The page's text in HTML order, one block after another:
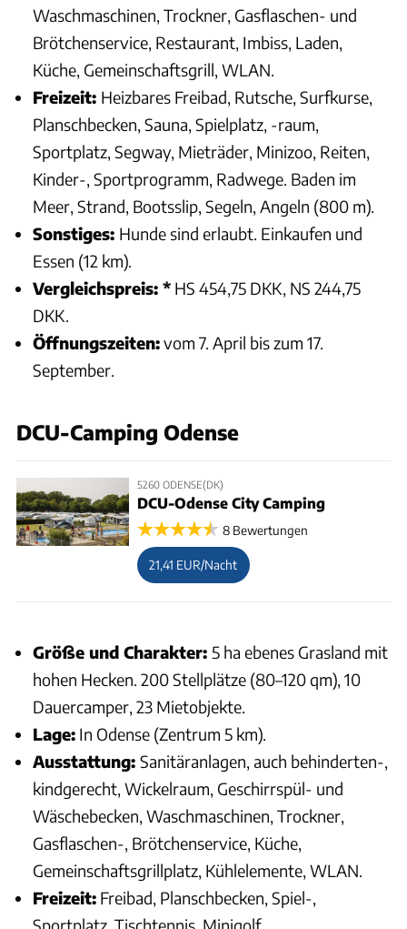
Waschmaschinen, Trockner, Gasflaschen- und
Brötchenservice, Restaurant, Imbiss, Laden,
Küche, Gemeinschaftsgrill, WLAN.
Freizeit: Heizbares Freibad, Rutsche, Surfkurse,
Planschbecken, Sauna, Spielplatz, -raum,
Sportplatz, Segway, Mieträder, Minizoo, Reiten,
Kinder-, Sportprogramm, Radwege. Baden im
Meer, Strand, Bootsslip, Segeln, Angeln (800 m).
Sonstiges: Hunde sind erlaubt. Einkaufen und
Essen (12 km).
Vergleichspreis: * HS 454,75 DKK, NS 244,75
DKK.
Öffnungszeiten:vom 7. April bis zum 17.
September.
DCU-Camping Odense
5260 ODENSE(DK)
DCU-Odense City Camping
8 Bewertungen
21,41 EUR/Nacht
Größe und Charakter: 5 ha ebenes Grasland mit
hohen Hecken. 200 Stellplätze (80–120 qm), 10
Dauercamper, 23 Mietobjekte.
Lage: In Odense (Zentrum 5 km).
Ausstattung: Sanitäranlagen, auch behinderten-,
kindgerecht, Wickelraum, Geschirrspül- und
Wäschebecken, Waschmaschinen, Trockner,
Gasflaschen-, Brötchenservice, Küche,
Gemeinschaftsgrillplatz, Kühlelemente, WLAN.
Freizeit: Freibad, Planschbecken, Spiel-,